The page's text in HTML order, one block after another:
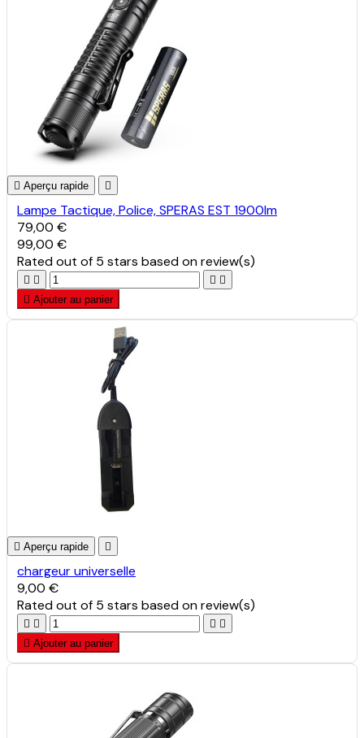
 Aperçu rapide 
Lampe Tactique, Police, SPERAS EST 1900lm
79,00 €
99,00 €
Ratedout of 5 stars based onreview(s)
   
 Ajouter au panier
 Aperçu rapide 
chargeur universelle
9,00 €
Ratedout of 5 stars based onreview(s)
   
 Ajouter au panier